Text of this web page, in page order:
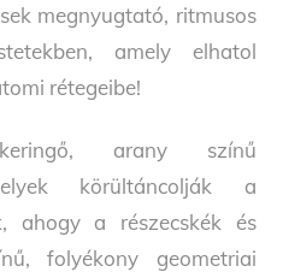
megnyugtató, ritmusos
amely elhatol
rétegeibe!
arany színű
körültáncolják a
ahogy a részecskék és
folyékony geometriai